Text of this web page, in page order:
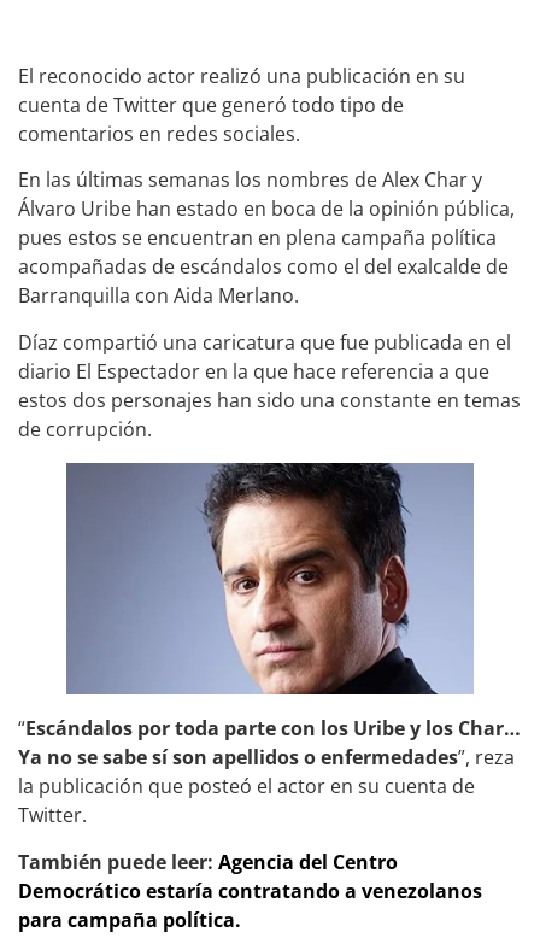
El reconocido actor realizó una publicación en su
cuenta de Twitter que generó todo tipo de
comentarios en redes sociales.
En las últimas semanas los nombres de Alex Char y
Álvaro Uribe han estado en boca de la opinión pública,
pues estos se encuentran en plena campaña política
acompañadas de escándalos como el del exalcalde de
Barranquilla con Aida Merlano.
Díaz compartió una caricatura que fue publicada en el
diario El Espectador en la que hace referencia a que
estos dos personajes han sido una constante en temas
de corrupción.
“Escándalos por toda parte con los Uribe y los Char…
Ya no se sabe sí son apellidos o enfermedades”, reza
la publicación que posteó el actor en su cuenta de
Twitter.
También puede leer: Agencia del Centro
Democrático estaría contratando a venezolanos
para campaña política.